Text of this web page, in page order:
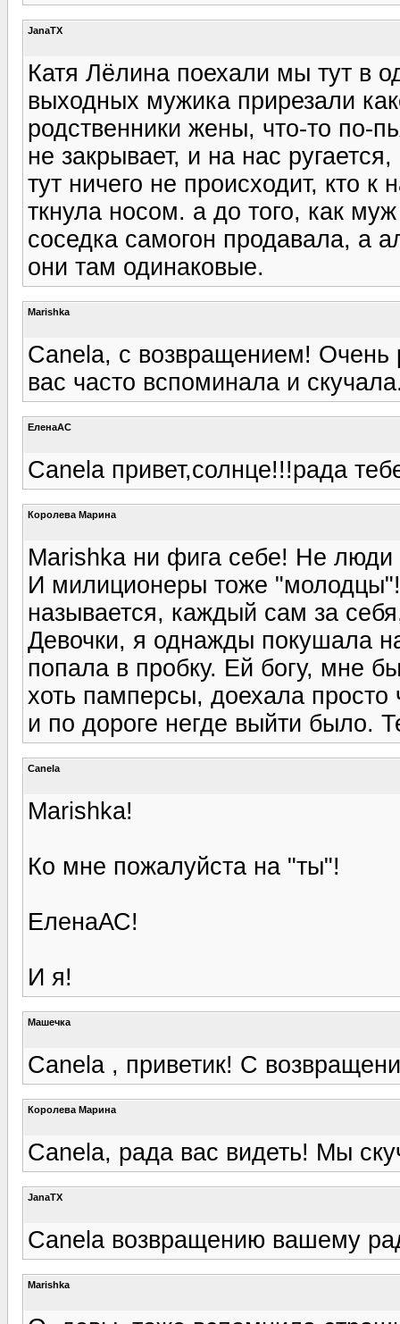
JanaTX
Катя Лёлина поехали мы тут в
выходных мужика прирезали
родственники жены, что-то по-
не закрывает, и на нас
тут ничего не происходит, кто к
ткнула носом. а до того, как
соседка самогон продавала, а
они там одинаковые.
Marishka
Canela, с возвращением! Очень
вас часто вспоминала и
ЕленаАС
Canela привет,солнце!!!рада
Королева Марина
Marishka ни фига себе! Не люди
И милиционеры тоже
называется, каждый сам за
Девочки, я однажды покушала
попала в пробку. Ей богу, мне
хоть памперсы, доехала просто
и по дороге негде выйти было.
Canela
Marishka!
Ко мне пожалуйста на "ты"!
ЕленаАС!
И я!
Машечка
Canela , приветик! С
Королева Марина
Canela, рада вас видеть! Мы
JanaTX
Canela возвращению вашему
Marishka